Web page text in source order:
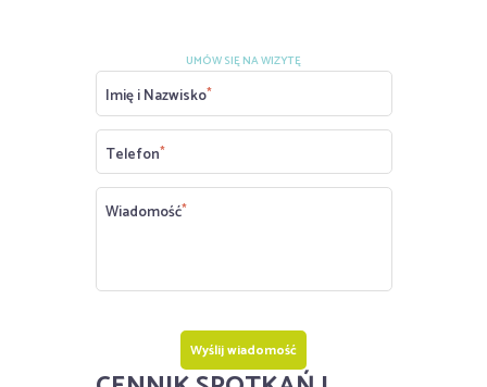
UMÓW SIĘ NA WIZYTĘ
Imię i Nazwisko
Telefon
Wiadomość
Wyślij wiadomość